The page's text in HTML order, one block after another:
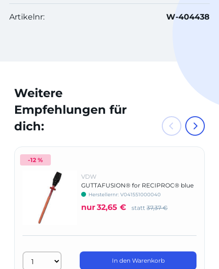
Artikelnr: W-404438
Weitere
Empfehlungen für
dich:
-12 %
VDW
GUTTAFUSION® for RECIPROC® blue
- Basic Kit
Herstellernr: V041551000040
nur32,65 € statt 37,37 €
In den Warenkorb